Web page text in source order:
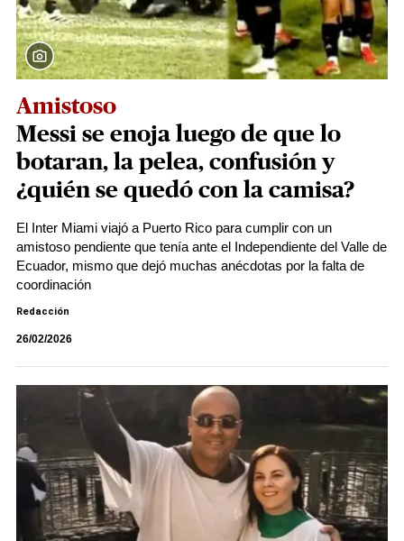
Amistoso
Messi se enoja luego de que lo
botaran, la pelea, confusión y
¿quién se quedó con la camisa?
El Inter Miami viajó a Puerto Rico para cumplir con un
amistoso pendiente que tenía ante el Independiente del Valle de
Ecuador, mismo que dejó muchas anécdotas por la falta de
coordinación
Redacción
26/02/2026